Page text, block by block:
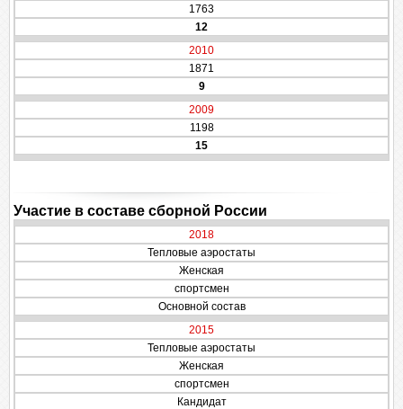
1763
12
2010
1871
9
2009
1198
15
Участие в составе сборной России
2018
Тепловые аэростаты
Женская
спортсмен
Основной состав
2015
Тепловые аэростаты
Женская
спортсмен
Кандидат